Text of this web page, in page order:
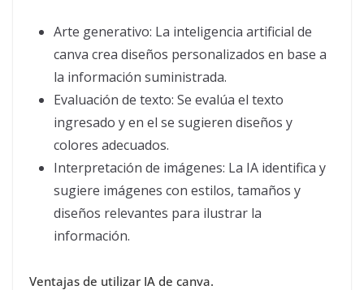
Arte generativo: La inteligencia artificial de
canva crea diseños personalizados en base a
la información suministrada.
Evaluación de texto: Se evalúa el texto
ingresado y en el se sugieren diseños y
colores adecuados.
Interpretación de imágenes: La IA identifica y
sugiere imágenes con estilos, tamaños y
diseños relevantes para ilustrar la
información.
Ventajas de utilizar IA de canva.